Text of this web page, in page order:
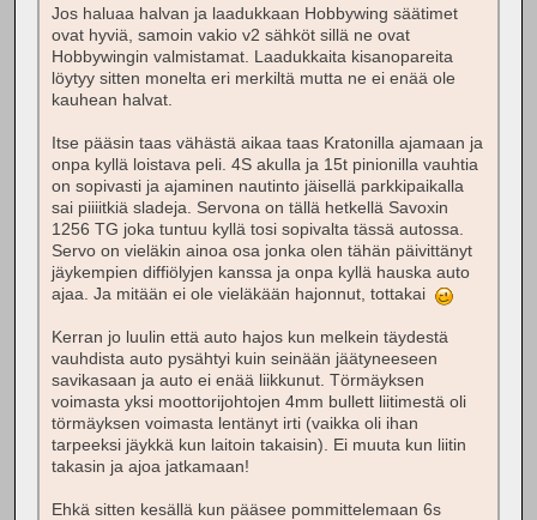
Jos haluaa halvan ja laadukkaan Hobbywing säätimet
ovat hyviä, samoin vakio v2 sähköt sillä ne ovat
Hobbywingin valmistamat. Laadukkaita kisanopareita
löytyy sitten monelta eri merkiltä mutta ne ei enää ole
kauhean halvat.
Itse pääsin taas vähästä aikaa taas Kratonilla ajamaan ja
onpa kyllä loistava peli. 4S akulla ja 15t pinionilla vauhtia
on sopivasti ja ajaminen nautinto jäisellä parkkipaikalla
sai piiiitkiä sladeja. Servona on tällä hetkellä Savoxin
1256 TG joka tuntuu kyllä tosi sopivalta tässä autossa.
Servo on vieläkin ainoa osa jonka olen tähän päivittänyt
jäykempien diffiölyjen kanssa ja onpa kyllä hauska auto
ajaa. Ja mitään ei ole vieläkään hajonnut, tottakai
Kerran jo luulin että auto hajos kun melkein täydestä
vauhdista auto pysähtyi kuin seinään jäätyneeseen
savikasaan ja auto ei enää liikkunut. Törmäyksen
voimasta yksi moottorijohtojen 4mm bullett liitimestä oli
törmäyksen voimasta lentänyt irti (vaikka oli ihan
tarpeeksi jäykkä kun laitoin takaisin). Ei muuta kun liitin
takasin ja ajoa jatkamaan!
Ehkä sitten kesällä kun pääsee pommittelemaan 6s